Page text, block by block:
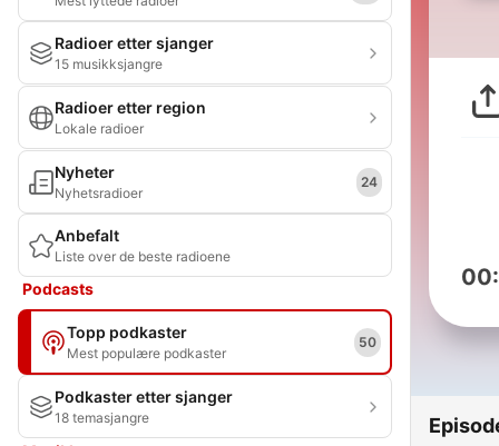
Radioer etter sjanger
15 musikksjangre
Radioer etter region
Lokale radioer
Nyheter
Nyhetsradioer
24
Anbefalt
Liste over de beste radioene
Podcasts
Topp podkaster
Mest populære podkaster
50
Podkaster etter sjanger
18 temasjangre